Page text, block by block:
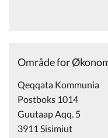
Område for
Qeqqata Kommunia
Postboks 1014
Guutaap Aqq. 5
3911 Sisimiut